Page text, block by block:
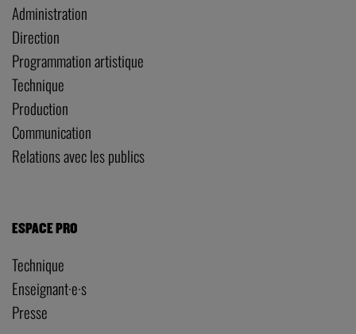
Administration
Direction
Programmation artistique
Technique
Production
Communication
Relations avec les publics
ESPACE PRO
Technique
Enseignant·e·s
Presse